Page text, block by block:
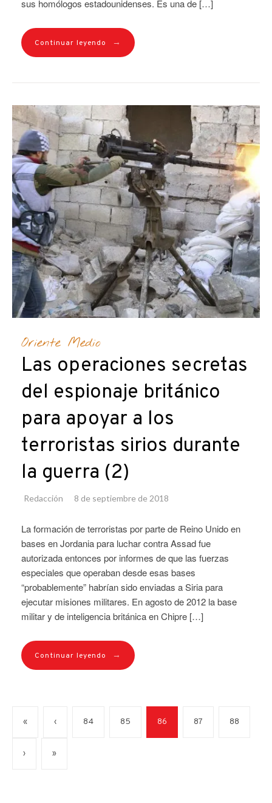
sus homólogos estadounidenses. Es una de […]
Continuar leyendo →
Oriente Medio
Las operaciones secretas
del espionaje británico
para apoyar a los
terroristas sirios durante
la guerra (2)
Redacción 8 de septiembre de 2018
La formación de terroristas por parte de Reino Unido en
bases en Jordania para luchar contra Assad fue
autorizada entonces por informes de que las fuerzas
especiales que operaban desde esas bases
“probablemente” habrían sido enviadas a Siria para
ejecutar misiones militares. En agosto de 2012 la base
militar y de inteligencia británica en Chipre […]
Continuar leyendo →
« ‹ 84 85 86 87 88
› »